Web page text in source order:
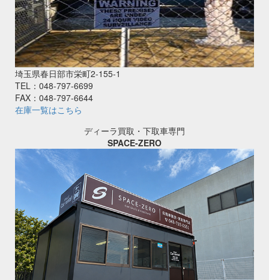
埼玉県春日部市栄町2‐155‐1
TEL：048-797-6699
FAX：048-797-6644
在庫一覧はこちら
ディーラ買取・下取車専門
SPACE-ZERO